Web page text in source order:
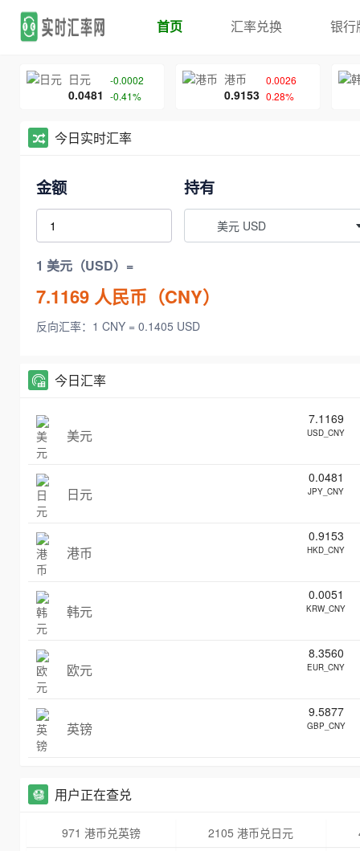
首页 汇率兑换 银行
日元
0.0481
-0.0002
-0.41%
港币
0.9153
0.0026
0.28%
今日实时汇率
金额 持有
美元 USD
1 美元（USD）=
7.1169 人民币（CNY）
反向汇率：1 CNY = 0.1405 USD
今日汇率
美元
7.1169
USD_CNY
日元
0.0481
JPY_CNY
港币
0.9153
HKD_CNY
韩元
0.0051
KRW_CNY
欧元
8.3560
EUR_CNY
英镑
9.5877
GBP_CNY
用户正在查兑
971 港币兑英镑 2105 港币兑日元